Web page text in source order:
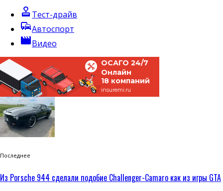
approval Тест-драйв
commuteАвтоспорт
movieВидео
ОСАГО 24/7
Онлайн
18 компаний
insuremi.ru
Последнее
Из Porsche 944 сделали подобие Challenger-Camaro как из игры GTA